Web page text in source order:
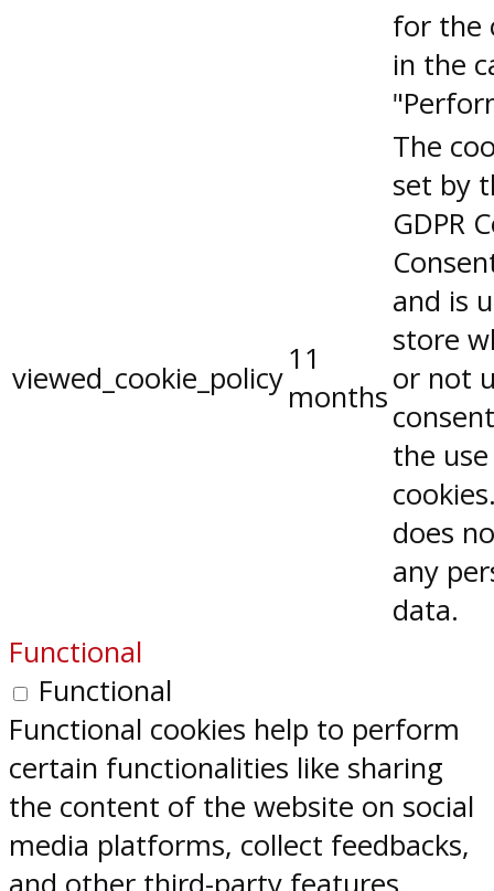
for the
in the
viewed_cookie_policy
11
months
The
set by
GDPR
and is
store
or not
the
does
any
data.
Functional
Functional
Functional cookies help to perform
certain functionalities like sharing
the content of the website on social
media platforms, collect feedbacks,